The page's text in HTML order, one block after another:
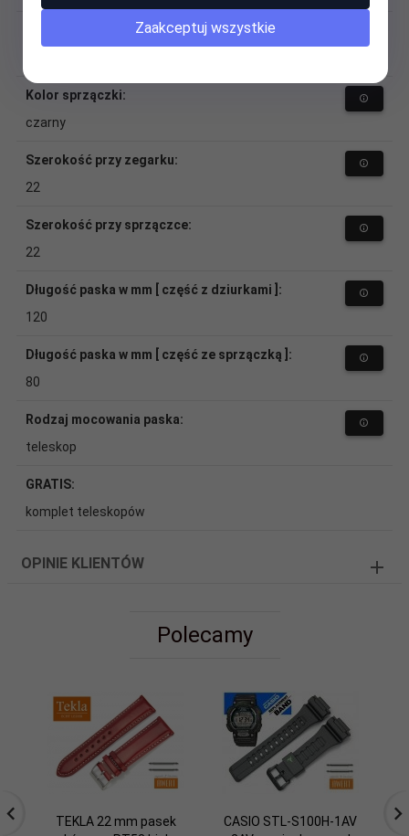
Materiał (sprzączka):
Kolor sprzączki:
czarny
Szerokość przy zegarku:
22
Szerokość przy sprzączce:
22
Długość paska w mm [ część z dziurkami ]:
120
Długość paska w mm [ część ze sprzączką ]:
80
Rodzaj mocowania paska:
teleskop
GRATIS:
komplet teleskopów
OPINIE KLIENTÓW
Polecamy
TEKLA 22 mm pasek
CASIO STL-S100H-1AV
Zaakceptuj wszystkie